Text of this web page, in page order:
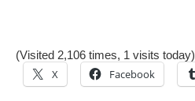
(Visited 2,106 times, 1 visits today)
X Facebook